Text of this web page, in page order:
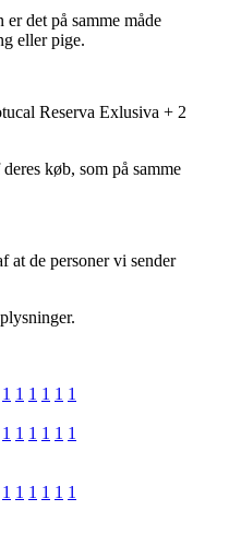
det på samme måde
eller pige.
Reserva Exlusiva + 2
køb, som på samme
at de personer vi sender
1 1 1 1 1 1
1 1 1 1 1 1
1 1 1 1 1 1